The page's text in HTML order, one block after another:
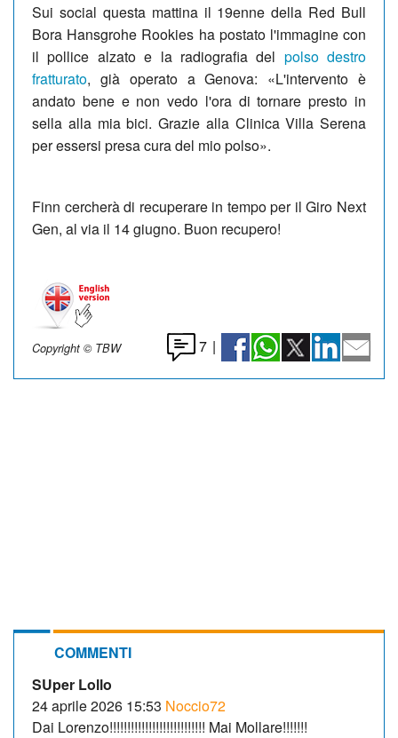
Sui social questa mattina il 19enne della Red Bull
Bora Hansgrohe Rookies ha postato l'immagine con
il pollice alzato e la radiografia del polso destro
fratturato, già operato a Genova: «L'intervento è
andato bene e non vedo l'ora di tornare presto in
sella alla mia bici. Grazie alla Clinica Villa Serena
per essersi presa cura del mio polso».
Finn cercherà di recuperare in tempo per il Giro Next
Gen, al via il 14 giugno. Buon recupero!
Copyright © TBW 7 |
COMMENTI
SUper Lollo
24 aprile 2026 15:53 Noccio72
Dai Lorenzo!!!!!!!!!!!!!!!!!!!!!!!!!!! Mai Mollare!!!!!!!